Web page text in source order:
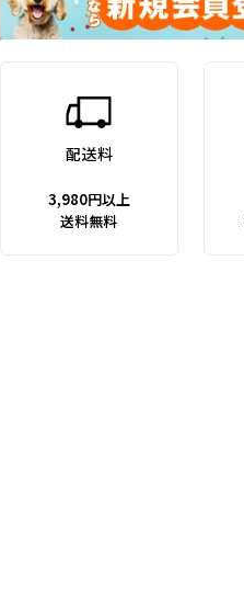
配送料
3,980円以上
送料無料